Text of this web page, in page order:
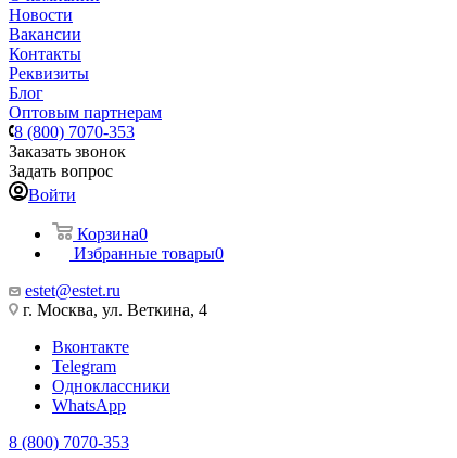
Новости
Вакансии
Контакты
Реквизиты
Блог
Оптовым партнерам
8 (800) 7070-353
Заказать звонок
Задать вопрос
Войти
Корзина0
Избранные товары0
estet@estet.ru
г. Москва, ул. Веткина, 4
Вконтакте
Telegram
Одноклассники
WhatsApp
8 (800) 7070-353